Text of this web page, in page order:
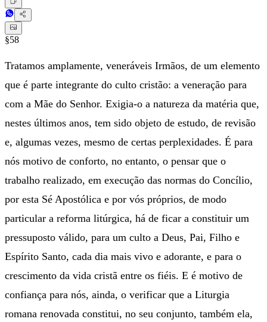
§58
Tratamos amplamente, veneráveis Irmãos, de um elemento
que é parte integrante do culto cristão: a veneração para
com a Mãe do Senhor. Exigia-o a natureza da matéria que,
nestes últimos anos, tem sido objeto de estudo, de revisão
e, algumas vezes, mesmo de certas perplexidades. É para
nós motivo de conforto, no entanto, o pensar que o
trabalho realizado, em execução das normas do Concílio,
por esta Sé Apostólica e por vós próprios, de modo
particular a reforma litúrgica, há de ficar a constituir um
pressuposto válido, para um culto a Deus, Pai, Filho e
Espírito Santo, cada dia mais vivo e adorante, e para o
crescimento da vida cristã entre os fiéis. E é motivo de
confiança para nós, ainda, o verificar que a Liturgia
romana renovada constitui, no seu conjunto, também ela,